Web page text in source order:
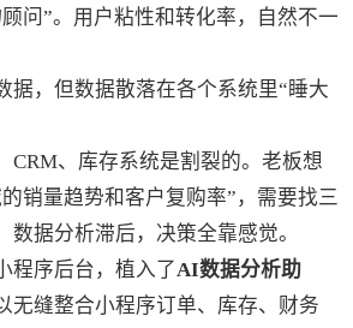
问”。用户粘性和转化率，自然不一
据，但数据散落在各个系统里“睡大
CRM、库存系统是割裂的。老板想
销量趋势和客户复购率”，需要找三
数据分析滞后，决策全靠感觉。
程序后台，植入了AI数据分析助
无缝整合小程序订单、库存、财务